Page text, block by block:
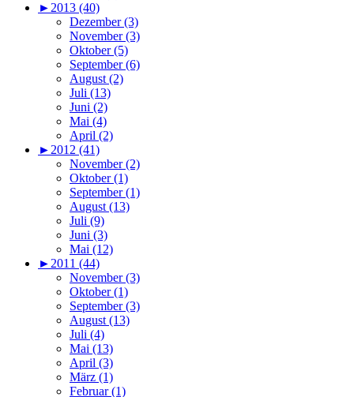
► 2013 (40)
Dezember (3)
November (3)
Oktober (5)
September (6)
August (2)
Juli (13)
Juni (2)
Mai (4)
April (2)
► 2012 (41)
November (2)
Oktober (1)
September (1)
August (13)
Juli (9)
Juni (3)
Mai (12)
► 2011 (44)
November (3)
Oktober (1)
September (3)
August (13)
Juli (4)
Mai (13)
April (3)
März (1)
Februar (1)